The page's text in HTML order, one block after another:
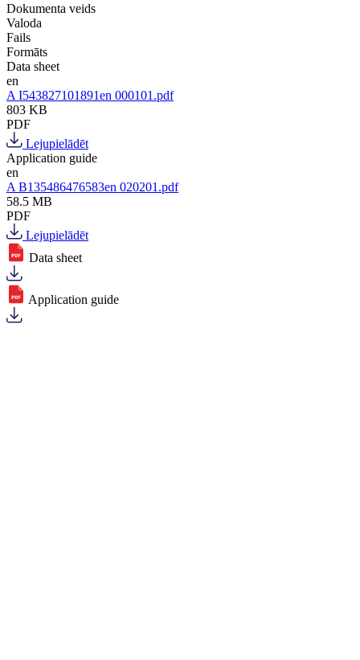
Dokumenta veids
Valoda
Fails
Formāts
Data sheet
en
A I543827101891en 000101.pdf
803 KB
PDF
Lejupielādēt
Application guide
en
A B135486476583en 020201.pdf
58.5 MB
PDF
Lejupielādēt
Data sheet
Application guide